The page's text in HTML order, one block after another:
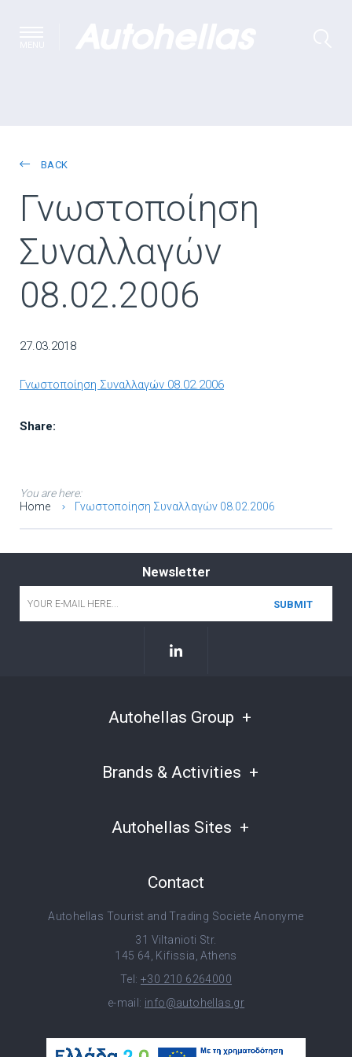
BACK
Γνωστοποίηση
Συναλλαγών
08.02.2006
27.03.2018
Γνωστοποίηση Συναλλαγών 08.02.2006
Share:
You are here:
Home
Γνωστοποίηση Συναλλαγών 08.02.2006
Newsletter
Autohellas Group
Brands & Activities
Autohellas Sites
Contact
Autohellas Tourist and Trading Societe Anonyme
31 Viltanioti Str.
145 64, Kifissia, Athens
Tel: +30 210 6264000
e-mail: info@autohellas.gr